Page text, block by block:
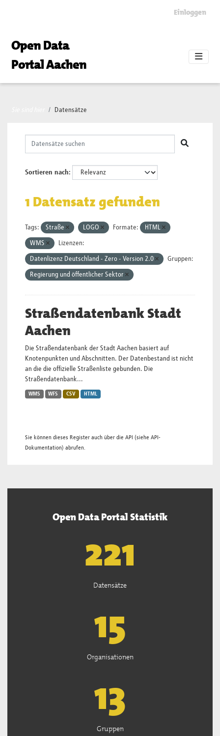
Einloggen
Open Data
Portal Aachen
Datensätze
Sortieren nach
1 Datensatz gefunden
Tags: Straße LOGO Formate: HTML
WMS Lizenzen:
Datenlizenz Deutschland - Zero - Version 2.0 Gruppen:
Regierung und öffentlicher Sektor
Straßendatenbank Stadt
Aachen
Die Straßendatenbank der Stadt Aachen basiert auf
Knotenpunkten und Abschnitten. Der Datenbestand ist nicht
an die die offizielle Straßenliste gebunden. Die
Straßendatenbank...
WMS WFS CSV HTML
Sie können dieses Register auch über die API (siehe API-
Dokumentation) abrufen.
Open Data Portal Statistik
222
Datensätze
15
Organisationen
13
Gruppen